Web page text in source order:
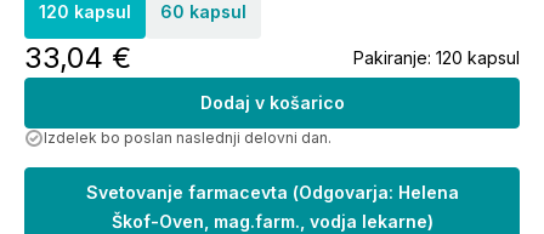
120 kapsul 60 kapsul
33,04 € Pakiranje: 120 kapsul
Dodaj v košarico
Izdelek bo poslan naslednji delovni dan.
Svetovanje farmacevta (Odgovarja: Helena
Škof-Oven, mag.farm., vodja lekarne)